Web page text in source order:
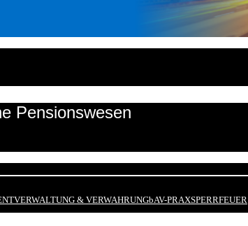
Pensionswesen
VERWALTUNG & VERWAHRUNGbAV-PRAXSPERRFEUER